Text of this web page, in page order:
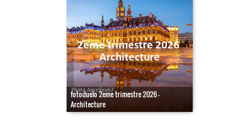
fotoduelo 2eme trimestre 2026 -
Architecture